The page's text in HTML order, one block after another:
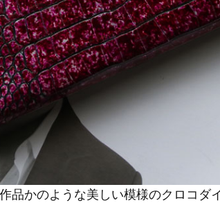
品かのような美しい模様のクロコダ